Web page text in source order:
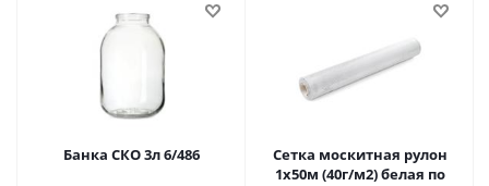
Банка СКО 3л 6/486
Сетка москитная рулон
1х50м (40г/м2) белая по